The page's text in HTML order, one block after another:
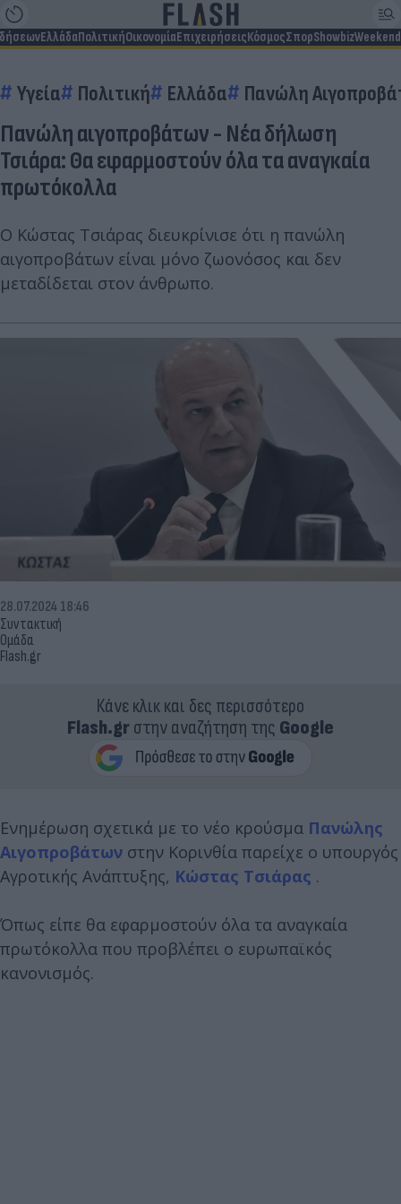
ΕλλάδαΠολιτικήΟικονομίαΕπιχειρήσειςΚόσμοςΣπορShowbizWeekend
Υγεία Πολιτική Ελλάδα Πανώλη
Πανώλη αιγοπροβάτων - Νέα δήλωση
Τσιάρα: Θα εφαρμοστούν όλα τα αναγκαία
πρωτόκολλα
Ο Κώστας Τσιάρας διευκρίνισε ότι η πανώλη
αιγοπροβάτων είναι μόνο ζωονόσος και δεν
μεταδίδεται στον άνθρωπο.
Συντακτική
Ομάδα
Flash.gr
28.07.2024 18:46
Κάνε κλικ και δες περισσότερο
Flash.grστην αναζήτηση της Google
Ενημέρωση σχετικά με το νέο κρούσμα Πανώλης
Αιγοπροβάτων στην Κορινθία παρείχε ο υπουργός
Αγροτικής Ανάπτυξης, Κώστας Τσιάρας .
Όπως είπε θα εφαρμοστούν όλα τα αναγκαία
πρωτόκολλα που προβλέπει ο ευρωπαϊκός
κανονισμός.